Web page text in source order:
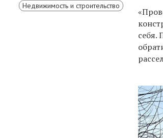
Недвижимость и строительство
себя.